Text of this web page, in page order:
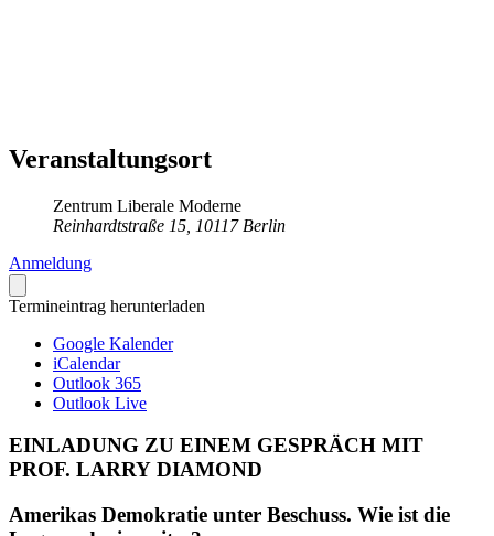
Veranstaltungsort
Zentrum Liberale Moderne
Reinhardtstraße 15, 10117 Berlin
Anmeldung
Termineintrag herunterladen
Google Kalender
iCalendar
Outlook 365
Outlook Live
EINLADUNG ZU EINEM GESPRÄCH MIT
PROF. LARRY DIAMOND
Amerikas Demokratie unter Beschuss. Wie ist die